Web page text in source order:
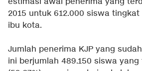
2015 untuk 612.000 siswa tingkat
ibu kota.
Jumlah penerima KJP yang
ini berjumlah 489.150 siswa yang